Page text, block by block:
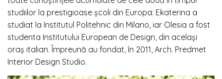
studiilor la prestigioase școli din Europa: Ekaterina a
studiat la Institutul Politehnic din Milano, iar Olesia a fost
studenta Institutului European de Design, din același
oraș italian. Împreună au fondat, în 2011, Arch. Predmet
Interior Design Studio.